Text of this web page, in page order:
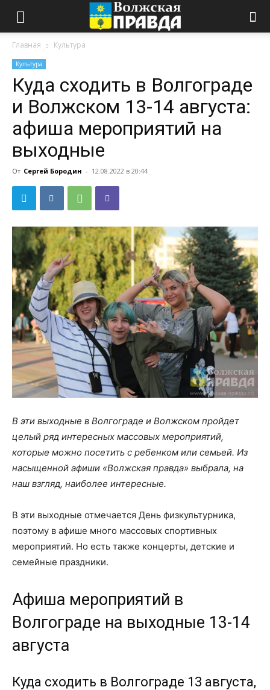
Главная Культура
Культура
Куда сходить в Волгограде
и Волжском 13-14 августа:
афиша мероприятий на
выходные
От Сергей Бородин - 12.08.2022 в 20:44
В эти выходные в Волгограде и Волжском пройдет
целый ряд интересных массовых мероприятий,
которые можно посетить с ребенком или семьей. Из
насыщенной афиши «Волжская правда» выбрала, на
наш взгляд, наиболее интересные.
В эти выходные отмечается День физкультурника,
поэтому в афише много массовых спортивных
мероприятий. Но есть также концерты, детские и
семейные праздники.
Афиша мероприятий в
Волгограде на выходные 13-14
августа
Куда сходить в Волгограде 13 августа,